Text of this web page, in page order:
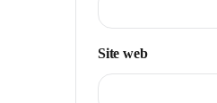
Site web